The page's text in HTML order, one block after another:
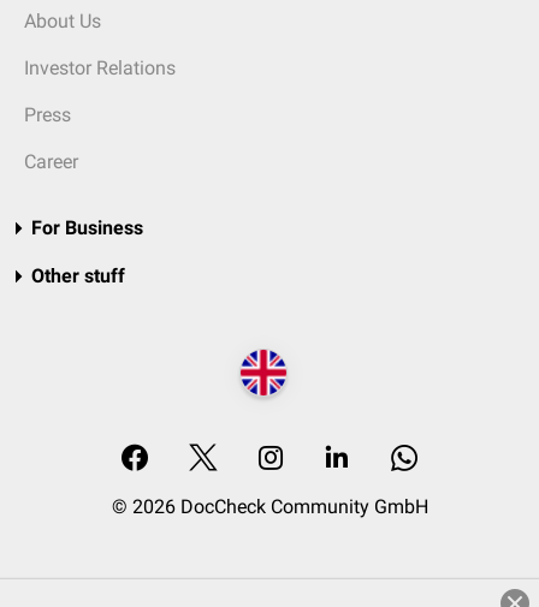
About Us
Investor Relations
Press
Career
For Business
Other stuff
© 2026 DocCheck Community GmbH